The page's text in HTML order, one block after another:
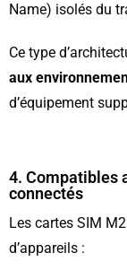
Name) isolés du
Ce type
aux
d’équipement
4. Compatibles
connectés
Les cartes SIM
d’appareils :